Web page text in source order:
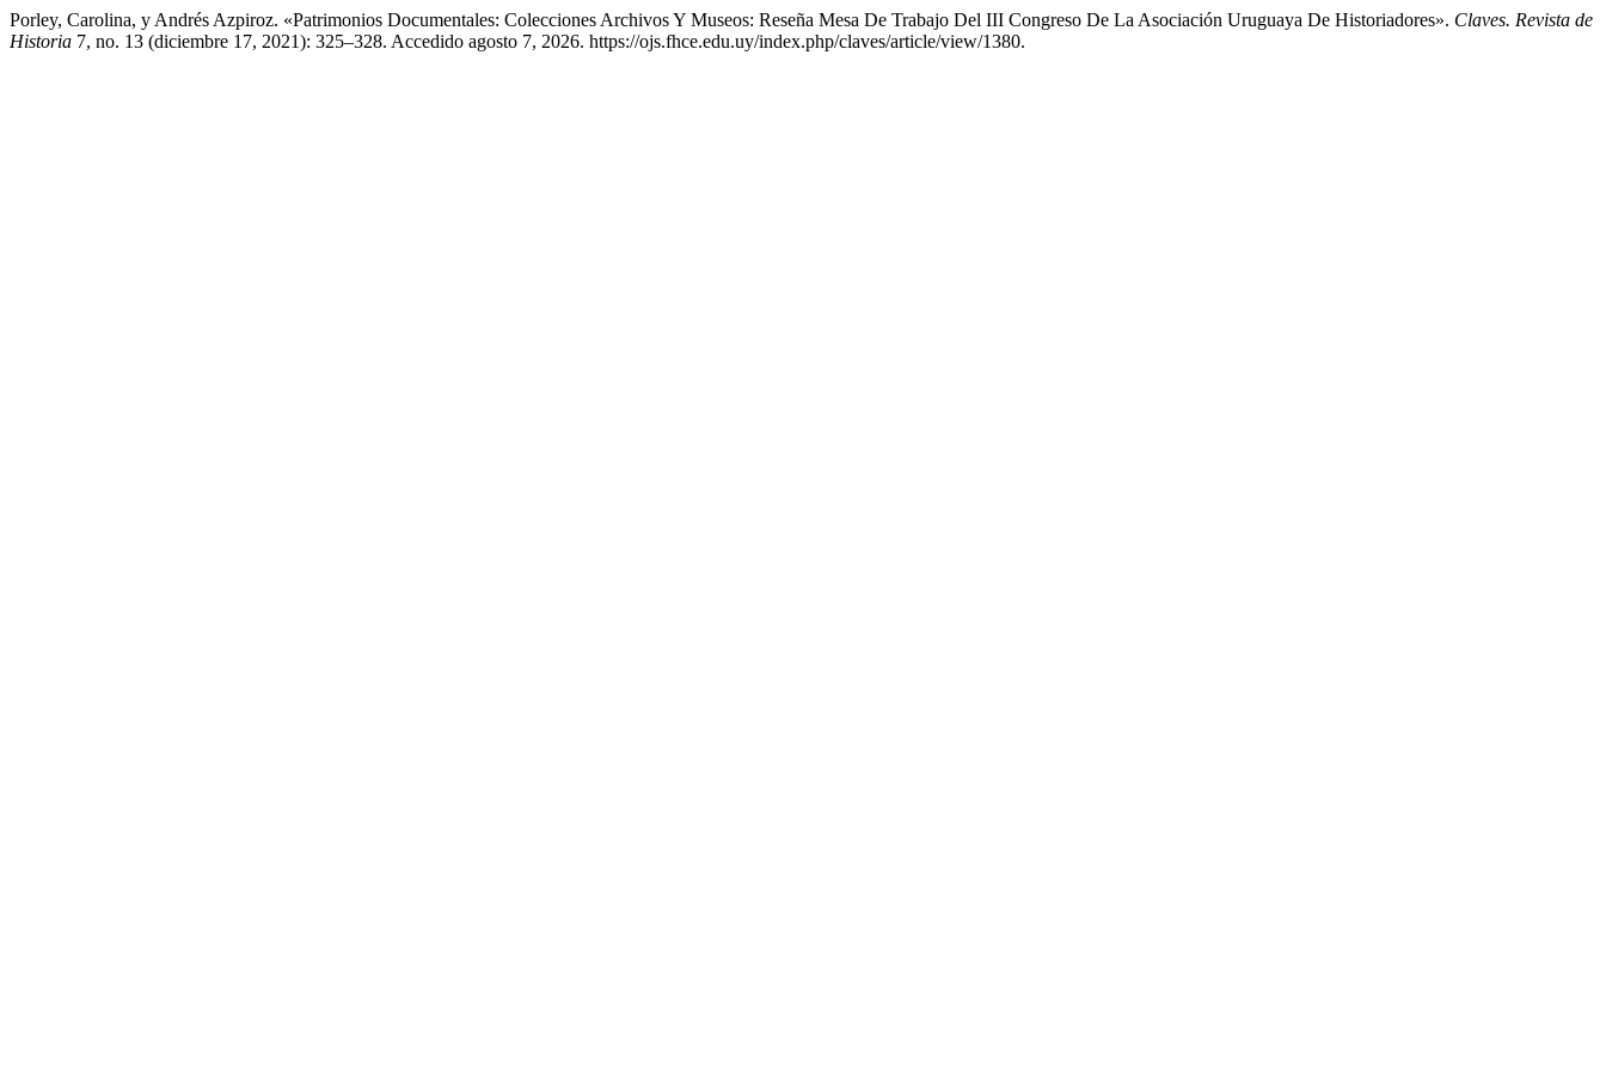
Porley, Carolina, y Andrés Azpiroz. «Patrimonios Documentales: Colecciones Archivos Y Museos: Reseña Mesa De Trabajo Del III Congreso De La Asociación Uruguaya De Historiadores». Claves. Revista de
Historia 7, no. 13 (diciembre 17, 2021): 325–328. Accedido agosto 7, 2026. https://ojs.fhce.edu.uy/index.php/claves/article/view/1380.